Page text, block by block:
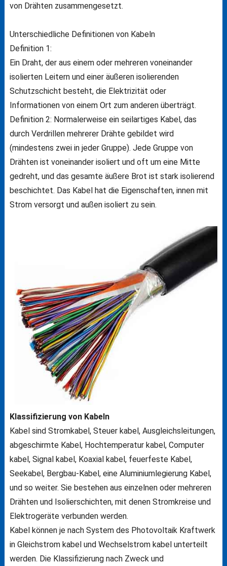
von Drähten zusammengesetzt.
Unterschiedliche Definitionen von Kabeln
Definition 1:
Ein Draht, der aus einem oder mehreren voneinander
isolierten Leitern und einer äußeren isolierenden
Schutzschicht besteht, die Elektrizität oder
Informationen von einem Ort zum anderen überträgt.
Definition 2: Normalerweise ein seilartiges Kabel, das
durch Verdrillen mehrerer Drähte gebildet wird
(mindestens zwei in jeder Gruppe). Jede Gruppe von
Drähten ist voneinander isoliert und oft um eine Mitte
gedreht, und das gesamte äußere Brot ist stark isolierend
beschichtet. Das Kabel hat die Eigenschaften, innen mit
Strom versorgt und außen isoliert zu sein.
Klassifizierung von Kabeln
Kabel sind Stromkabel, Steuer kabel, Ausgleichsleitungen,
abgeschirmte Kabel, Hochtemperatur kabel, Computer
kabel, Signal kabel, Koaxial kabel, feuerfeste Kabel,
Seekabel, Bergbau-Kabel, eine Aluminiumlegierung Kabel,
und so weiter. Sie bestehen aus einzelnen oder mehreren
Drähten und Isolierschichten, mit denen Stromkreise und
Elektrogeräte verbunden werden.
Kabel können je nach System des Photovoltaik Kraftwerk
in Gleichstrom kabel und Wechselstrom kabel unterteilt
werden. Die Klassifizierung nach Zweck und